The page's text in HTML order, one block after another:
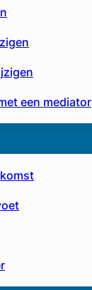
een mediator